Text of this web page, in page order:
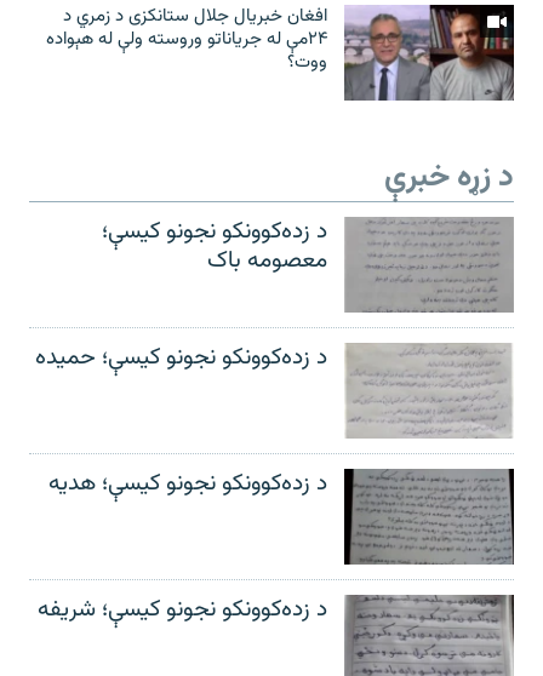
افغان خبریال جلال ستانکزی د زمري د
۲۴مې له جریاناتو وروسته ولې له هېواده
ووت؟
د زړه خبرې
د زده‌کوونکو نجونو کیسې؛
معصومه باک
د زده‌کوونکو نجونو کیسې؛ حمیده
د زده‌کوونکو نجونو کیسې؛ هدیه
د زده‌کوونکو نجونو کیسې؛ شریفه